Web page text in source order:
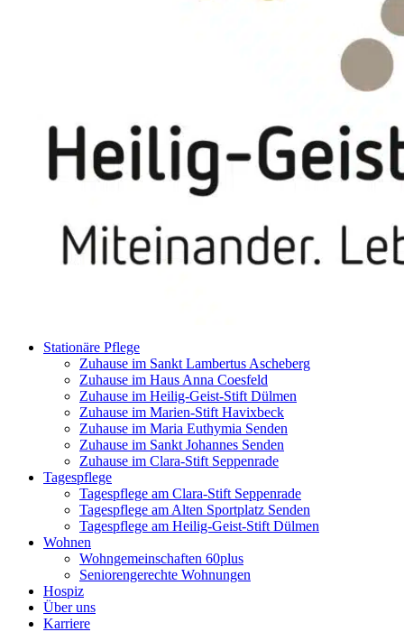
Stationäre Pflege
Zuhause im Sankt Lambertus Ascheberg
Zuhause im Haus Anna Coesfeld
Zuhause im Heilig-Geist-Stift Dülmen
Zuhause im Marien-Stift Havixbeck
Zuhause im Maria Euthymia Senden
Zuhause im Sankt Johannes Senden
Zuhause im Clara-Stift Seppenrade
Tagespflege
Tagespflege am Clara-Stift Seppenrade
Tagespflege am Alten Sportplatz Senden
Tagespflege am Heilig-Geist-Stift Dülmen
Wohnen
Wohngemeinschaften 60plus
Seniorengerechte Wohnungen
Hospiz
Über uns
Karriere